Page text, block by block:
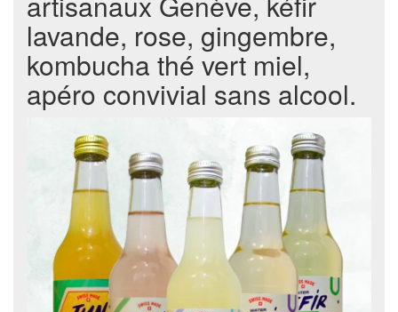
lavande, rose, gingembre,
kombucha thé vert miel,
apéro convivial sans alcool.